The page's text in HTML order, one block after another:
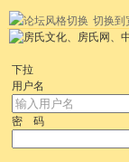
切换到
下拉
用户名
密 码